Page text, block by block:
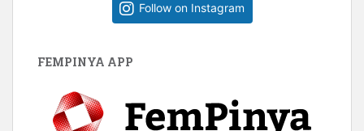
Follow on Instagram
FEMPINYA APP